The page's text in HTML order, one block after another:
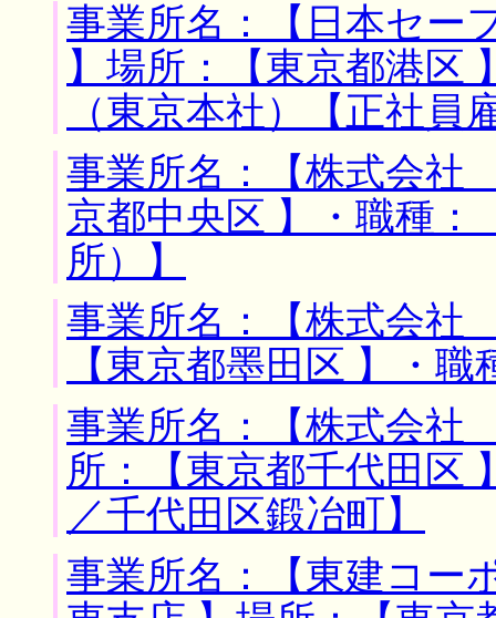
事業所名：【日本セ
】場所：【東京都港区
（東京本社）【正社員
事業所名：【株式会
京都中央区 】・職種：
所）】
事業所名：【株式会
【東京都墨田区 】・
事業所名：【株式会
所：【東京都千代田区
／千代田区鍛冶町】
事業所名：【東建コ